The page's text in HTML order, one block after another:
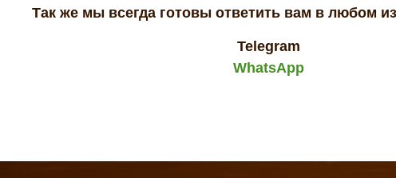
Так же мы всегда готовы ответить вам в любом
Telegram
WhatsApp